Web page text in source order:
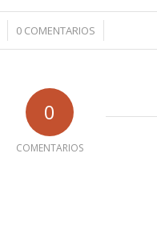
0 COMENTARIOS
/
0
COMENTARIOS